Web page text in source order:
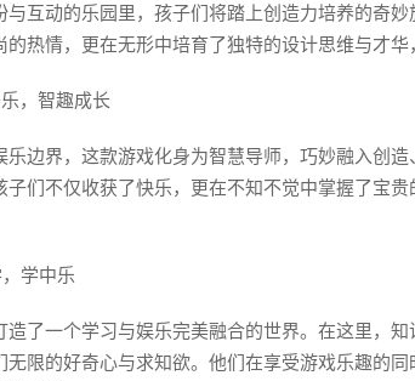
与互动的乐园里，孩子们将踏上创造力培养的奇
的热情，更在无形中培育了独特的设计思维与才华
，智趣成长
乐边界，这款游戏化身为智慧导师，巧妙融入创
子们不仅收获了快乐，更在不知不觉中掌握了宝
学中乐
造了一个学习与娱乐完美融合的世界。在这里，
无限的好奇心与求知欲。他们在享受游戏乐趣的